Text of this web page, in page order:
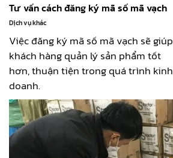
Tư vấn cách đăng ký mã số mã vạch
Dịch vụ khác
Việc đăng ký mã số mã vạch sẽ giúp
khách hàng quản lý sản phẩm tốt
hơn, thuận tiện trong quá trình kinh
doanh.